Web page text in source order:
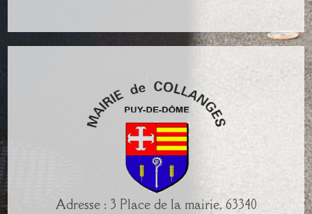
Adresse : 3 Place de la mairie, 63340